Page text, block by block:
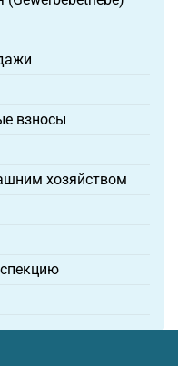
взносы
хозяйством